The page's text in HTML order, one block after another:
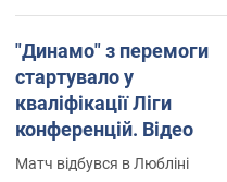
"Динамо" з перемоги
стартувало у
кваліфікації Ліги
конференцій. Відео
Матч відбувся в Любліні